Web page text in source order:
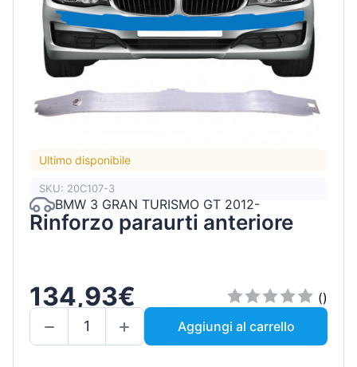
Ultimo disponibile
SKU: 20C107-3
BMW 3 GRAN TURISMO GT 2012-
Rinforzo paraurti anteriore
134,93€
()
Aggiungi al carrello